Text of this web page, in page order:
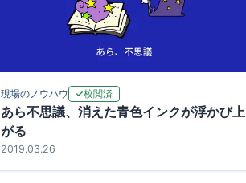
現場のノウハウ 校閲済
あら不思議、消えた青色インクが浮かび上
がる
2019.03.26